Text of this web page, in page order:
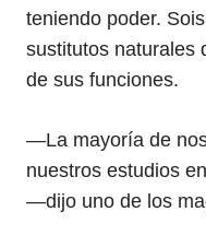
teniendo poder.
sustitutos naturales
de sus funciones.
—La mayoría de
nuestros estudios
—dijo uno de los